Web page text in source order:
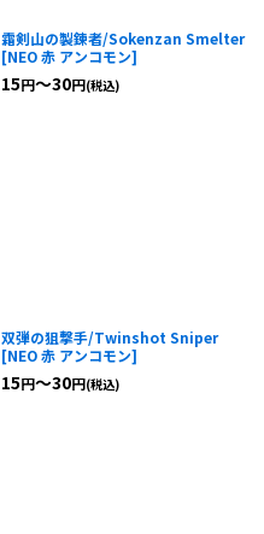
霜剣山の製錬者/Sokenzan Smelter
[NEO 赤 アンコモン]
15円～30円(税込)
双弾の狙撃手/Twinshot Sniper
[NEO 赤 アンコモン]
15円～30円(税込)